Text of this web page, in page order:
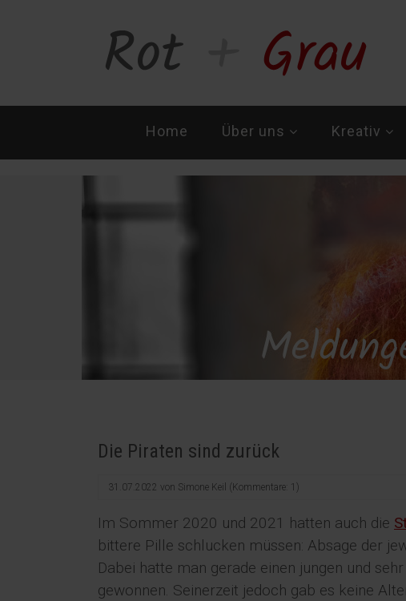
Navigation
Home Über uns Kreativ
Die Piraten sind zurück
31.07.2022 von Simone Keil (Kommentare: 1)
Im Sommer 2020 und 2021 hatten auch die
bittere Pille schlucken müssen: Absage der
Dabei hatte man gerade einen jungen und
gewonnen. Seinerzeit jedoch gab es keine